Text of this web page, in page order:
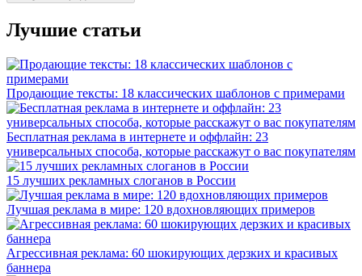
Лучшие статьи
Продающие тексты: 18 классических шаблонов с примерами
Бесплатная реклама в интернете и оффлайн: 23
универсальных способа, которые расскажут о вас покупателям
15 лучших рекламных слоганов в России
Лучшая реклама в мире: 120 вдохновляющих примеров
Агрессивная реклама: 60 шокирующих дерзких и красивых
баннера